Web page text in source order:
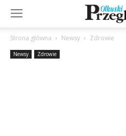
Strona główna Newsy Zdrowie
Newsy Zdrowie